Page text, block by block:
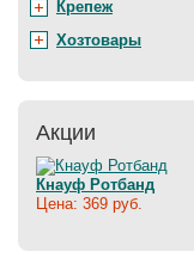
Крепеж
Хозтовары
Акции
Кнауф Ротбанд
Цена: 369 руб.